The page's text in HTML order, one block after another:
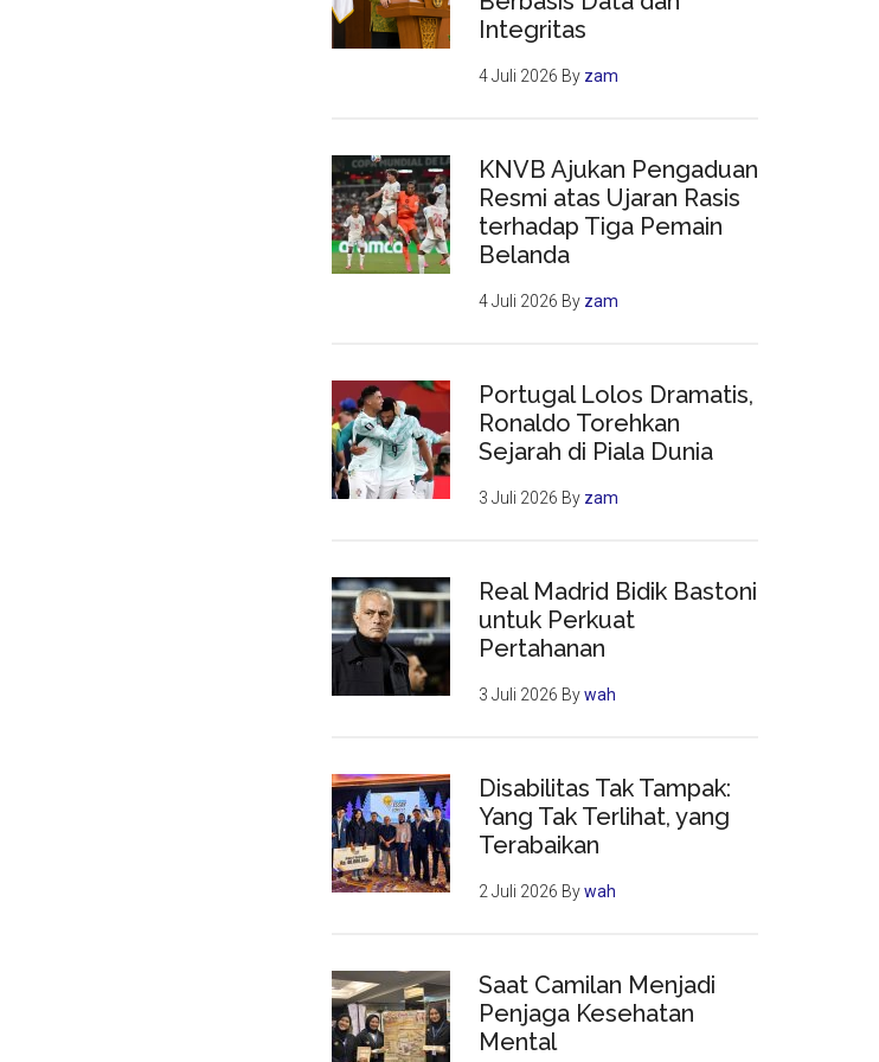
Integritas
4 Juli 2026 By zam
KNVB Ajukan Pengaduan
Resmi atas Ujaran Rasis
terhadap Tiga Pemain
Belanda
4 Juli 2026 By zam
Portugal Lolos Dramatis,
Ronaldo Torehkan
Sejarah di Piala Dunia
3 Juli 2026 By zam
Real Madrid Bidik Bastoni
untuk Perkuat
Pertahanan
3 Juli 2026 Bywah
Disabilitas Tak Tampak:
Yang Tak Terlihat, yang
Terabaikan
2 Juli 2026 Bywah
Saat Camilan Menjadi
Penjaga Kesehatan
Mental